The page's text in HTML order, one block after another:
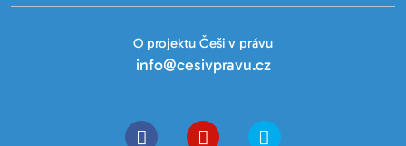
O projektu Češi v právu
info@cesivpravu.cz